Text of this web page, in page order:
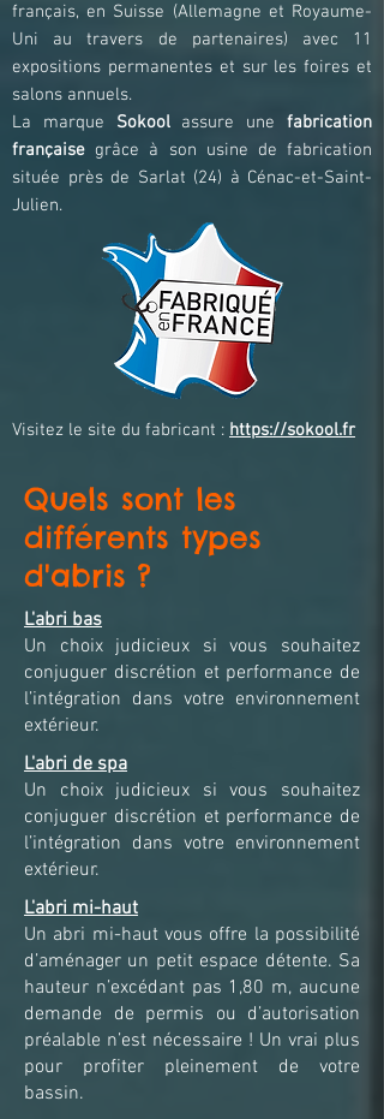
français, en Suisse (Allemagne et Royaume-
Uni au travers de partenaires) avec 11
expositions permanentes et sur les foires et
salons annuels.
La marque Sokool assure unefabrication
française grâce à son usine de fabrication
située près de Sarlat (24) à Cénac-et-Saint-
Julien.
Visitez le site du fabricant : https://sokool.fr
Quels sont les
différents types
d'abris ?
L'abri bas
Un choix judicieux si vous souhaitez
conjuguer discrétion et performance de
l’intégration dans votre environnement
extérieur.
L'abri de spa
Un choix judicieux si vous souhaitez
conjuguer discrétion et performance de
l’intégration dans votre environnement
extérieur.
L'abri mi-haut
Un abri mi-haut vous offre la possibilité
d’aménager un petit espace détente. Sa
hauteur n’excédant pas 1,80 m, aucune
demande de permis ou d’autorisation
préalable n’est nécessaire ! Un vrai plus
pour profiter pleinement de votre
bassin.